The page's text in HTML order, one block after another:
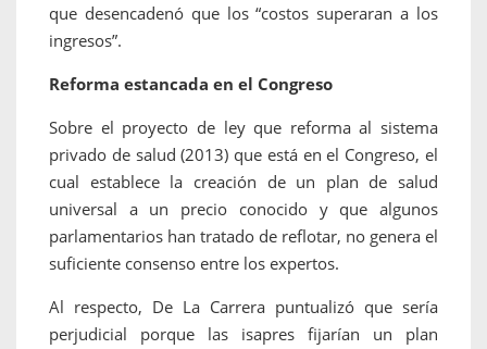
que desencadenó que los “costos superaran a los
ingresos”.
Reforma estancada en el Congreso
Sobre el proyecto de ley que reforma al sistema
privado de salud (2013) que está en el Congreso, el
cual establece la creación de un plan de salud
universal a un precio conocido y que algunos
parlamentarios han tratado de reflotar, no genera el
suficiente consenso entre los expertos.
Al respecto, De La Carrera puntualizó que sería
perjudicial porque las isapres fijarían un plan